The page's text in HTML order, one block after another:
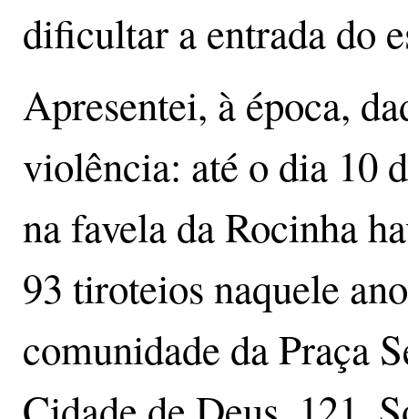
dificultar a entrada do
Apresentei, à época,
violência: até o dia 10
na favela da Rocinha
93 tiroteios naquele
comunidade da Praça